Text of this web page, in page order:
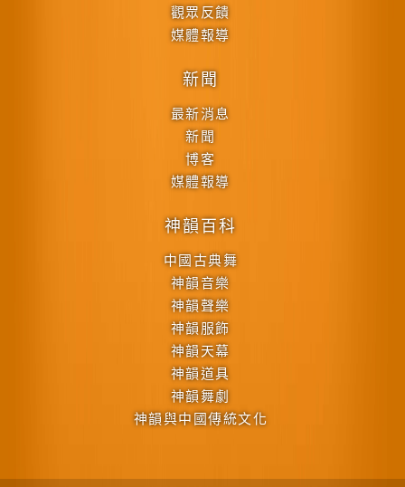
觀眾反饋
媒體報導
新聞
最新消息
新聞
博客
媒體報導
神韻百科
中國古典舞
神韻音樂
神韻聲樂
神韻服飾
神韻天幕
神韻道具
神韻舞劇
神韻與中國傳統文化